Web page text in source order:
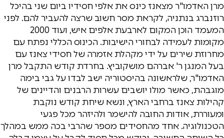
מרן האדמו"ר מצאנז כינס את אלפי חסידיו ביום שני בהיכל
רוזנברג בנתניה, לקראת מסר חשוב שרצה להעביר להם. לפני
המעמד הוכן המקום לארבעת אלפים איש, ועוד 2000
מקומות לעמידה לבחורי הישיבות. הכינוס הכללי נפתח עם
מחרוזת שירים על ידי מקהלת אזמרה של חסידי צאנז עם
בעל המנגן ר' אברהם מושקוביץ. בחרדת קודש התקבל מרן
האדמו"ר, שלראשונה בהיסטוריה ישב לבדו על גבי בימה
מוגבהת, כאשר מולו יושבים עשרות הרבנים והדיינים של
קהילות צאנז ברחבי הארץ, ונשא שיחת קודש נוקבת
ומעוררת, אודות החובה להישמר ולהיזהר מכל פגעי
הטכנולוגיה. אחד מהחסידים מספר שהרבי בכה ממש במהלך